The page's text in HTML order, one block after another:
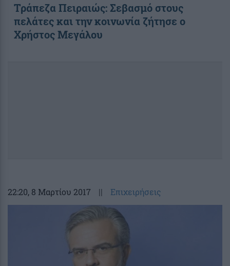
Τράπεζα Πειραιώς: Σεβασμό στους
πελάτες και την κοινωνία ζήτησε ο
Χρήστος Μεγάλου
22:20, 8 Μαρτίου 2017 || Επιχειρήσεις